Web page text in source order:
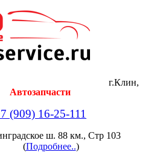
Автозапчасти
(909) 16-25-111
г.Клин,
ш. 88 км., Стр 103
(Подробнее..)